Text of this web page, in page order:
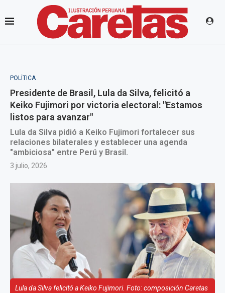
POLÍTICA
Presidente de Brasil, Lula da Silva, felicitó a
Keiko Fujimori por victoria electoral: "Estamos
listos para avanzar"
Lula da Silva pidió a Keiko Fujimori fortalecer sus
relaciones bilaterales y establecer una agenda
"ambiciosa" entre Perú y Brasil.
3 julio, 2026
Lula da Silva felicitó a Keiko Fujimori. Foto: composición Caretas